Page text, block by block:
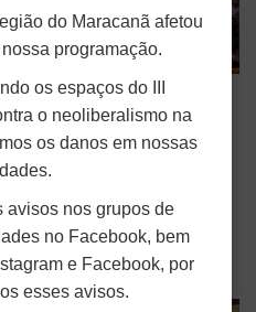
celebração da
figuras
maranhense, teve
em São Luís (MA), o
Com o tema "Guarnicê
na terra da...
do Maracanã afetou
programação.
os espaços do III
o neoliberalismo na
os danos em nossas
avisos nos grupos de
no Facebook, bem
e Facebook, por
esses avisos.